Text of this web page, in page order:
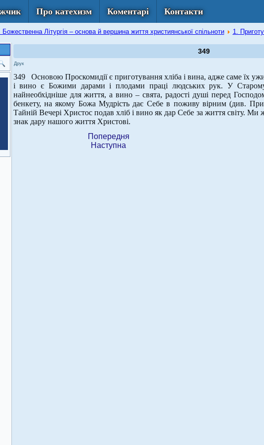
Про катехизм Коментарі Контакти
Літургія – основа й вершина життя християнської спільноти 1.
349
Друк
349 Основою Проскомидії є приготування хліба і вина, адже саме їх
і вино є Божими дарами і плодами праці людських рук. У
найнеобхідніше для життя, а вино – свята, радості душі перед
бенкету, на якому Божа Мудрість дає Себе в поживу вірним (див.
Тайній Вечері Христос подав хліб і вино як дар Себе за життя світу. Ми
знак дару нашого життя Христові.
Попередня
Наступна